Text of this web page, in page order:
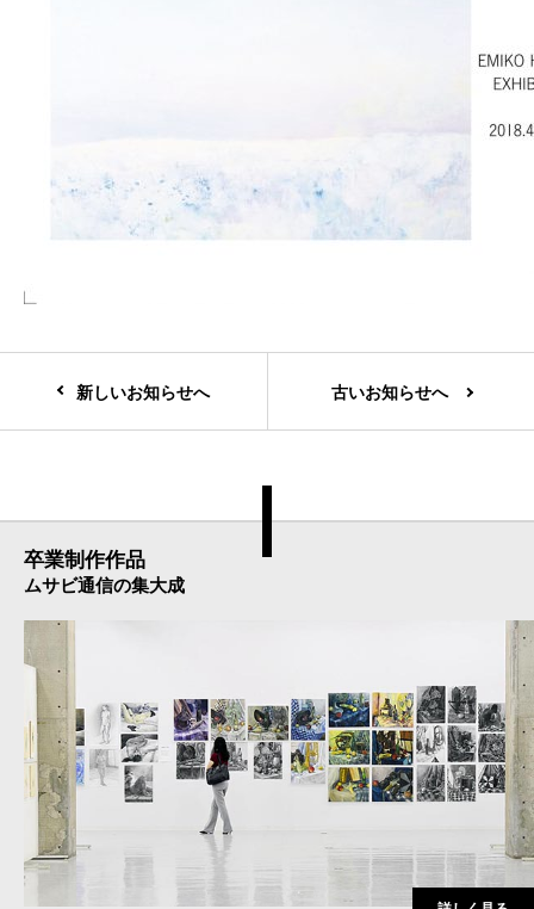
新しいお知らせへ 古いお知らせへ
卒業制作作品
ムサビ通信の集大成